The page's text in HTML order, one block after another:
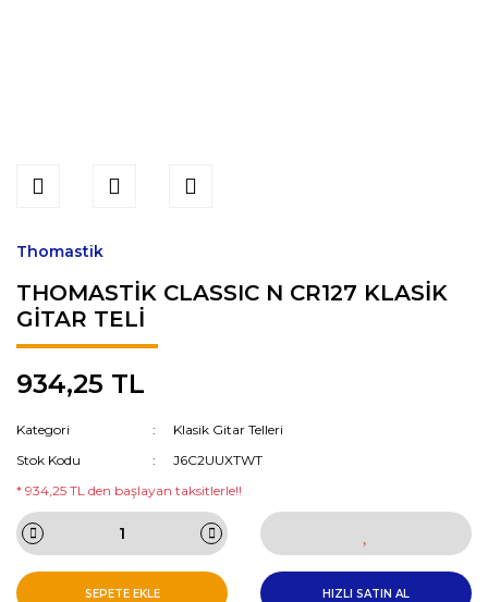
Thomastik
THOMASTİK CLASSIC N CR127 KLASİK
GİTAR TELİ
934,25 TL
Kategori
Klasik Gitar Telleri
Stok Kodu
J6C2UUXTWT
* 934,25 TL den başlayan taksitlerle!!
SEPETE EKLE HIZLI SATIN AL